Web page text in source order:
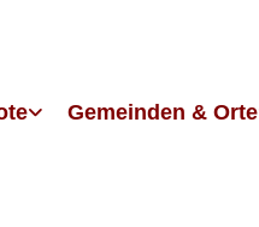
Gemeinden & Orte